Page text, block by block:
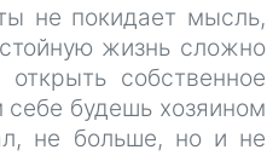
не покидает мысль,
жизнь сложно
собственное
будешь хозяином
не больше, но и не